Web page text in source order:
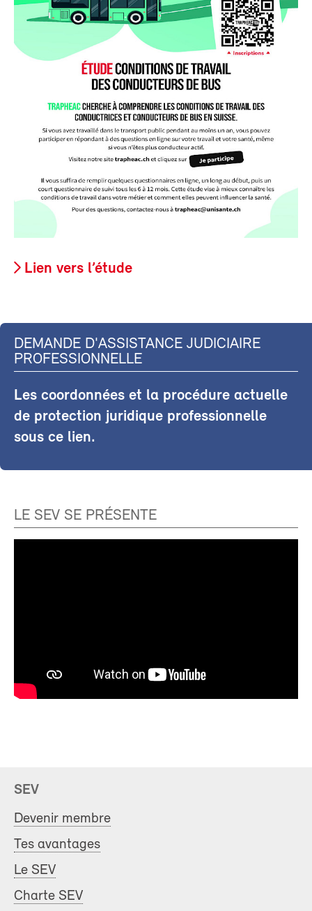
Lien vers l’étude
DEMANDE D'ASSISTANCE JUDICIAIRE
PROFESSIONNELLE
Les coordonnées et la procédure actuelle
de protection juridique professionnelle
sous ce lien.
LE SEV SE PRÉSENTE
SEV
Devenir membre
Tes avantages
Le SEV
Charte SEV